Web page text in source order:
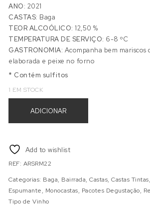
ANO: 2021
CASTAS: Baga
TEOR ALCOÓLICO:12,50 %
TEMPERATURA DE SERVIÇO: 6-8 ºC
GASTRONOMIA: Acompanha bem mariscos
elaborada e peixe no forno
* Contém sulfitos
1 EM STOCK
ADICIONAR
Add to wishlist
REF: ARSRM22
Categorias: Baga, Bairrada,Castas,Castas Tintas,
Espumante, Monocastas, Pacotes Degustação,
Tipo de Vinho